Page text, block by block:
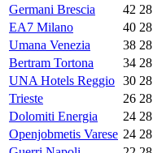
Germani Brescia
42 28
EA7 Milano
40 28
Umana Venezia
38 28
Bertram Tortona
34 28
UNA Hotels Reggio 30 28
Trieste
26 28
Dolomiti Energia
24 28
Openjobmetis Varese 24 28